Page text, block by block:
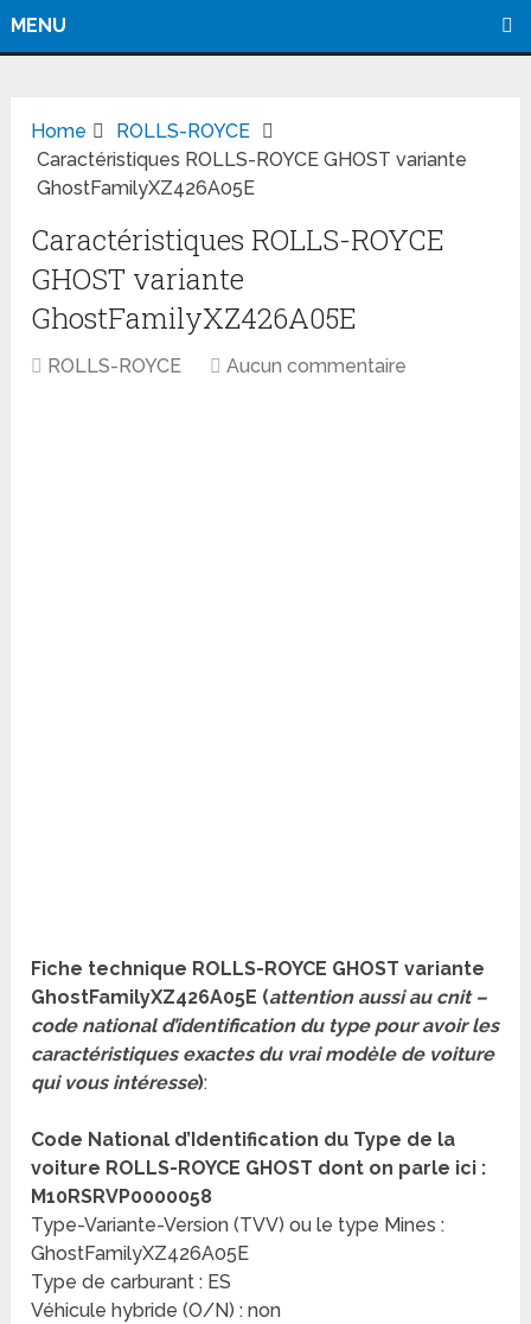
MENU
Home
ROLLS-ROYCE
Caractéristiques ROLLS-ROYCE GHOST variante
GhostFamilyXZ426A05E
Caractéristiques ROLLS-ROYCE
GHOST variante
GhostFamilyXZ426A05E
ROLLS-ROYCE Aucun commentaire
Fiche technique ROLLS-ROYCE GHOST variante
GhostFamilyXZ426A05E (attention aussi au cnit –
code national d’identification du type pour avoir les
caractéristiques exactes du vrai modèle de voiture
qui vous intéresse):
Code National d’Identification du Type de la
voiture ROLLS-ROYCE GHOST dont on parle ici :
M10RSRVP0000058
Type-Variante-Version (TVV) ou le type Mines :
GhostFamilyXZ426A05E
Type de carburant : ES
Véhicule hybride (O/N) : non